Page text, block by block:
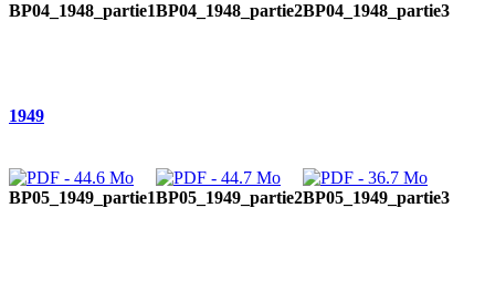
BP04_1948_partie1BP04_1948_partie2BP04_1948_partie3
1949
BP05_1949_partie1BP05_1949_partie2BP05_1949_partie3